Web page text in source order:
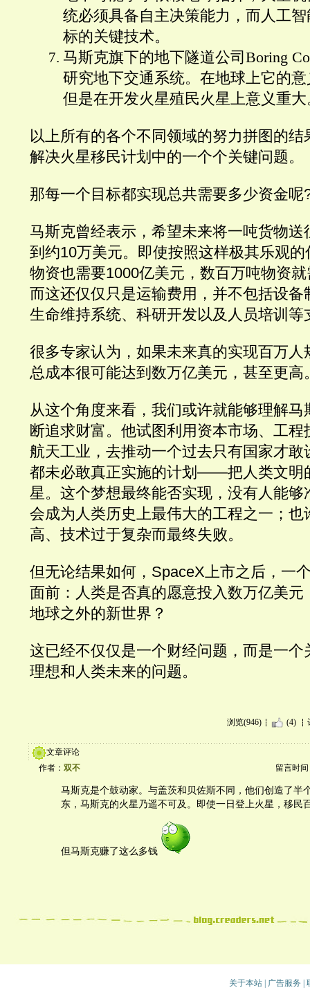
统必须具备自主决策能力，而人工
标的关键技术。
马斯克旗下的地下隧道公司Boring
研究地下交通系统。在地球上它的
但是在开发火星殖民火星上意义重大
以上所有的各个不同领域的努力拼图的结
解决火星移民计划中的一个个关键问题。
那每一个目标都实现总共需要多少资金呢
马斯克曾经表示，希望未来将一吨货物送
到约10万美元。即使按照这样极其乐观
物资也需要1000亿美元，数百万吨物资
而这还仅仅只是运输费用，并不包括设备
生命维持系统、科研开发以及人员培训等
很多专家认为，如果未来真的实现百万人
总成本很可能达到数万亿美元，甚至更高
从这个角度来看，我们或许就能够理解马
断追求财富。他试图利用资本市场、工程
航天工业，去推动一个过去只有国家才敢
都未必敢真正实施的计划——把人类文明
星。这个梦想最终能否实现，没有人能够
会成为人类历史上最伟大的工程之一；也
高、技术过于复杂而最终失败。
但无论结果如何，SpaceX上市之后，一
面前：人类是否真的愿意投入数万亿美元
地球之外的新世界？
这已经不仅仅是一个财经问题，而是一个
理想和人类未来的问题。
浏览(946) (4)
文章评论
作者： 双不 留言时间
马斯克是个鼓动家。与盖茨和贝佐斯不同，他们创造了半
东，马斯克的火星乃遥不可及。即使一日登上火星，移民
但马斯克赚了这么多钱
关于本站| 广告服务